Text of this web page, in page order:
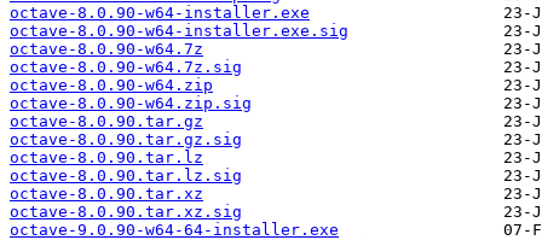
octave-8.0.90-w64-installer.exe
octave-8.0.90-w64-installer.exe.sig
octave-8.0.90-w64.7z
octave-8.0.90-w64.7z.sig
octave-8.0.90-w64.zip
octave-8.0.90-w64.zip.sig
octave-8.0.90.tar.gz
octave-8.0.90.tar.gz.sig
octave-8.0.90.tar.lz
octave-8.0.90.tar.lz.sig
octave-8.0.90.tar.xz
octave-8.0.90.tar.xz.sig
octave-9.0.90-w64-64-installer.exe